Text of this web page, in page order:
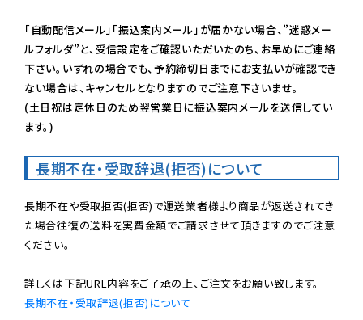
「自動配信メール」「振込案内メール」が届かない場合、”迷惑メー
ルフォルダ”と、受信設定をご確認いただいたのち、お早めにご連絡
下さい。いずれの場合でも、予約締切日までにお支払いが確認でき
ない場合は、キャンセルとなりますのでご注意下さいませ。
(土日祝は定休日のため翌営業日に振込案内メールを送信してい
ます。)
長期不在・受取辞退(拒否)について
長期不在や受取拒否(拒否)で運送業者様より商品が返送されてき
た場合往復の送料を実費金額でご請求させて頂きますのでご注意
ください。
長期不在・受取辞退(拒否)について